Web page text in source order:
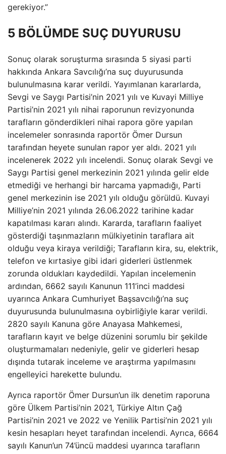
gerekiyor.”
5 BÖLÜMDE SUÇ DUYURUSU
Sonuç olarak soruşturma sırasında 5 siyasi parti
hakkında Ankara Savcılığı’na suç duyurusunda
bulunulmasına karar verildi. Yayımlanan kararlarda,
Sevgi ve Saygı Partisi’nin 2021 yılı ve Kuvayi Milliye
Partisi’nin 2021 yılı nihai raporunun revizyonunda
tarafların gönderdikleri nihai rapora göre yapılan
incelemeler sonrasında raportör Ömer Dursun
tarafından heyete sunulan rapor yer aldı. 2021 yılı
incelenerek 2022 yılı incelendi. Sonuç olarak Sevgi ve
Saygı Partisi genel merkezinin 2021 yılında gelir elde
etmediği ve herhangi bir harcama yapmadığı, Parti
genel merkezinin ise 2021 yılı olduğu görüldü. Kuvayi
Milliye’nin 2021 yılında 26.06.2022 tarihine kadar
kapatılması kararı alındı. Kararda, tarafların faaliyet
gösterdiği taşınmazların mülkiyetinin taraflara ait
olduğu veya kiraya verildiği; Tarafların kira, su, elektrik,
telefon ve kırtasiye gibi idari giderleri üstlenmek
zorunda oldukları kaydedildi. Yapılan incelemenin
ardından, 6662 sayılı Kanunun 111’inci maddesi
uyarınca Ankara Cumhuriyet Başsavcılığı’na suç
duyurusunda bulunulmasına oybirliğiyle karar verildi.
2820 sayılı Kanuna göre Anayasa Mahkemesi,
tarafların kayıt ve belge düzenini sorumlu bir şekilde
oluşturmamaları nedeniyle, gelir ve giderleri hesap
dışında tutarak inceleme ve araştırma yapılmasını
engelleyici harekette bulundu.
Ayrıca raportör Ömer Dursun’un ilk denetim raporuna
göre Ülkem Partisi’nin 2021, Türkiye Altın Çağ
Partisi’nin 2021 ve 2022 ve Yenilik Partisi’nin 2021 yılı
kesin hesapları heyet tarafından incelendi. Ayrıca, 6664
sayılı Kanun’un 74’üncü maddesi uyarınca tarafların